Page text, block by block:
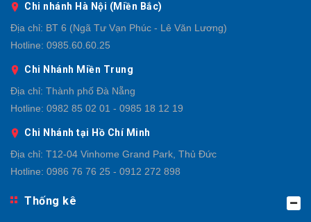
Chi nhánh Hà Nội (Miền Bắc)
Địa chỉ: BT 6 (Ngã Tư Vạn Phúc - Lê Văn Lương)
Hotline: 0985.60.60.25
Chi Nhánh Miền Trung
Địa chỉ: Thành phố Đà Nẵng
Hotline: 0982 85 02 01 - 0985 18 12 19
Chi Nhánh tại Hồ Chí Minh
Địa chỉ: T12-04 Vinhome Grand Park, Thủ Đức
Hotline: 0986 76 76 25 - 0912 272 898
Thống kê